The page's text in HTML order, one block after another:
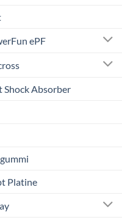
ePF
Shock Absorber
Platine